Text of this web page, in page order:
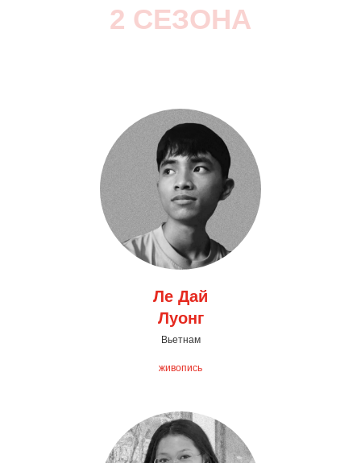
2 СЕЗОНА
Ле Дай
Луонг
Вьетнам
живопись